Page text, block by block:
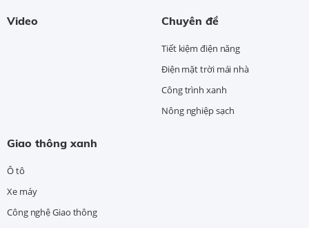
Video Chuyên đề
Tiết kiệm điện năng
Điện mặt trời mái nhà
Công trình xanh
Nông nghiệp sạch
Giao thông xanh
Ô tô
Xe máy
Công nghệ Giao thông